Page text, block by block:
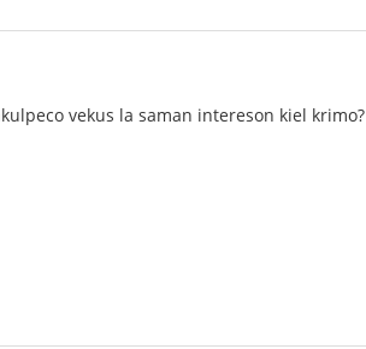
vekus la saman intereson kiel krimo?